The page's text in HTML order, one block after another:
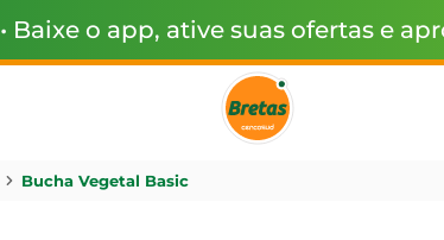
• Baixe o app, ative suas ofertas e
Bucha Vegetal Basic